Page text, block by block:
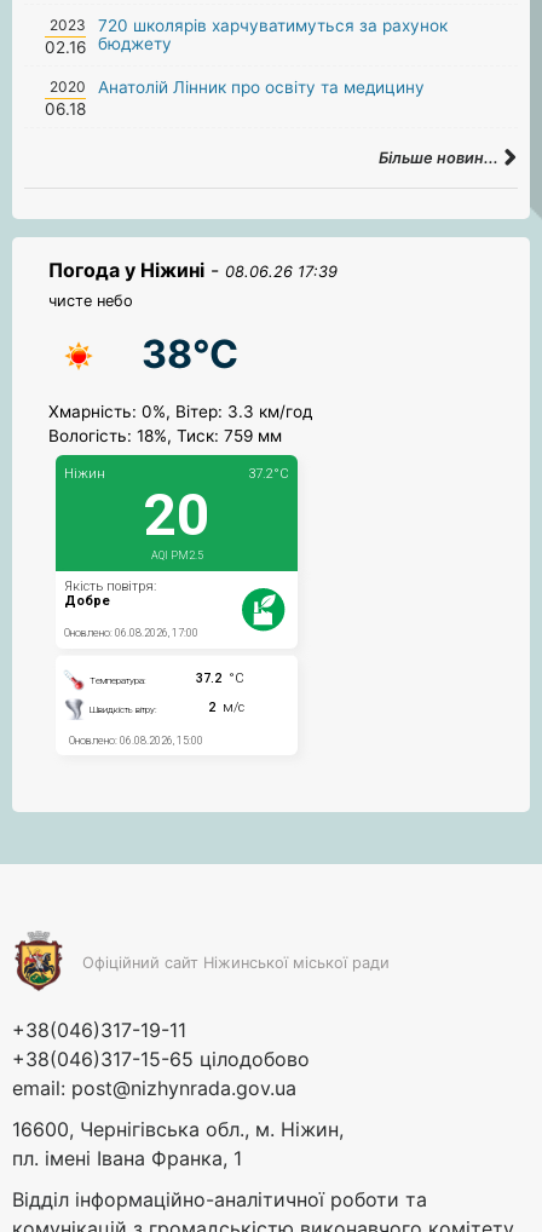
2023
02.16
720 школярів харчуватимуться за рахунок
бюджету
2020
06.18
Анатолій Лінник про освіту та медицину
Більше новин...
Погода у Ніжині - 08.06.26 17:39
чисте небо
38°C
Хмарність: 0%, Вітер: 3.3 км/год
Вологість: 18%, Тиск: 759 мм
Офіційний сайт Ніжинської міської ради
+38(046)317-19-11
+38(046)317-15-65 цілодобово
email: post@nizhynrada.gov.ua
16600, Чернігівська обл., м. Ніжин,
пл. імені Івана Франка, 1
Відділ інформаційно-аналітичної роботи та